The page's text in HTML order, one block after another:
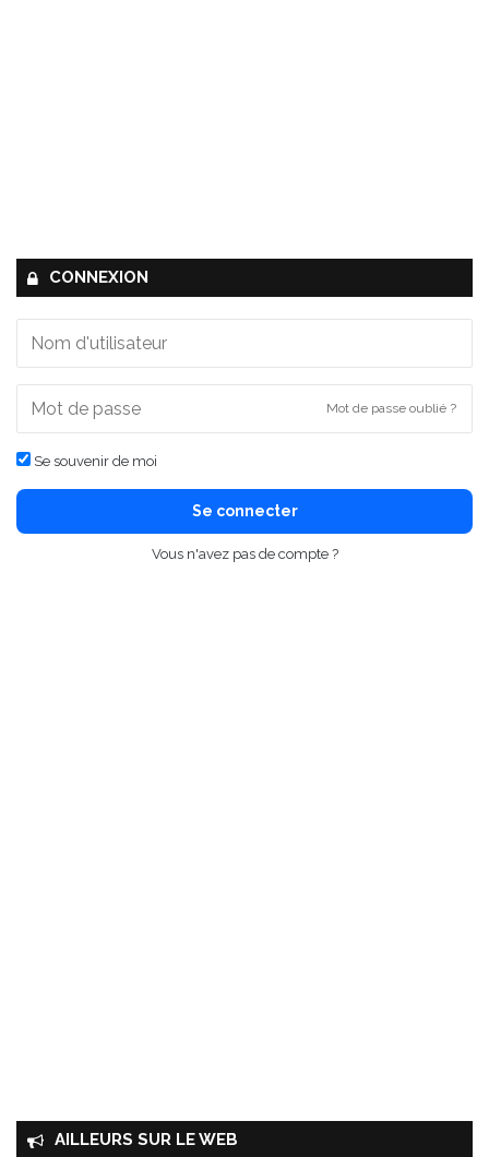
CONNEXION
Mot de passe oublié ?
Se souvenir de moi
Se connecter
Vous n'avez pas de compte ?
AILLEURS SUR LE WEB